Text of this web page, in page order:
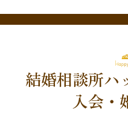
結婚相談所ハ
入会・